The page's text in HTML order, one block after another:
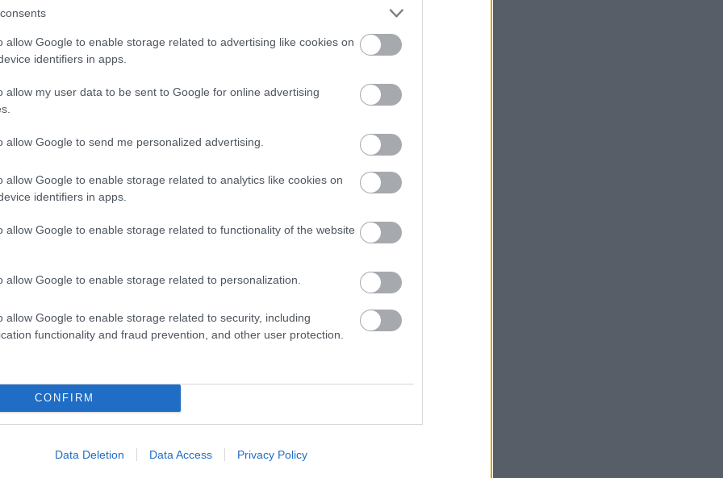
allow Google to enable storage related to advertising like cookies on
identifiers in apps.
allow my user data to be sent to Google for online advertising
allow Google to send me personalized advertising.
allow Google to enable storage related to analytics like cookies on
identifiers in apps.
allow Google to enable storage related to functionality of the website
allow Google to enable storage related to personalization.
allow Google to enable storage related to security, including
functionality and fraud prevention, and other user protection.
CONFIRM
Data Deletion Data Access Privacy Policy
generáció emblematikus tinédzsereit alakító szereplőgárda
a visszatérést is vállalták. Azonban csak Zendayának van
különösen passzol is, hogy az új évadban főleg csak áll
dolgokra. Jacob Elordi és Sydney Sweeney sajnos nem
könnyebb dolguk lenne, ha a karaktereik kettőnél több
szexjelenet, mint korábban, szinte minden a szexualitás
ezúttal az, hogy minden munka szexmunka, vagy legalábbis
mint felszabadító: ha már minden a szexről szól, akkor
OnlyFans-modellként vagy azok
kiszolgálva boldogulhatnak. Ezt csak Rue úszhatja meg, bár
a férfi karakterek is leegyszerűsödnek: választhatnak az